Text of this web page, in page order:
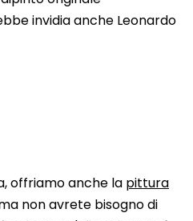
invidia anche Leonardo
offriamo anche la pittura
non avrete bisogno di